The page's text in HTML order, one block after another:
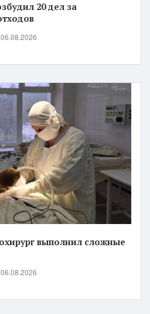
20 дел за
06.08.2026
выполнил сложные
06.08.2026